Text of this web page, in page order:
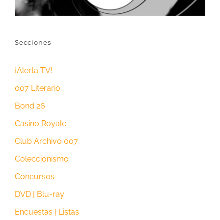
Secciones
¡Alerta TV!
007 Literario
Bond 26
Casino Royale
Club Archivo 007
Coleccionismo
Concursos
DVD | Blu-ray
Encuestas | Listas